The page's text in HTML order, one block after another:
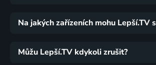
Na jakých zařízeních mohu Lepší.TV
Můžu Lepší.TV kdykoli zrušit?